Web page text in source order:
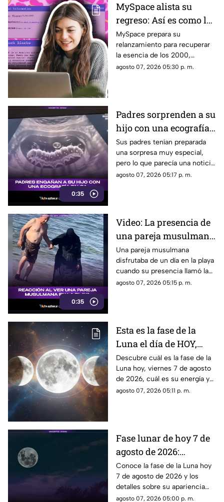
MySpace alista su
regreso: Así es como la
icónica red social
busca volver y revivir
la esencia de los años
2000
MySpace prepara su
relanzamiento para recuperar
la esencia de los 2000,
conectando a músicos y
agosto 07, 2026 05:30 p. m.
0:35
Padres sorprenden a su
hijo con una ecografía
falsa y su reacción se
vuelve inolvidable
Sus padres tenían preparada
una sorpresa muy especial,
pero lo que parecía una noticia
increíble terminó siendo una
agosto 07, 2026 05:17 p. m.
0:35
Video: La presencia de
una pareja musulmana
en la playa provoca
reacciones
Una pareja musulmana
disfrutaba de un día en la playa
cuando su presencia llamó la
atención de los presentes.
agosto 07, 2026 05:15 p. m.
Esta es la fase de la
Luna el día de HOY,
viernes 7 de agosto de
2026: ¿Cómo se verá el
astro durante la noche?
Descubre cuál es la fase de la
Luna hoy, viernes 7 de agosto
de 2026, cuál es su energía y
cómo nos podría afectar.
agosto 07, 2026 05:11 p. m.
Fase lunar de hoy 7 de
agosto de 2026:
descubre cómo luce la
Luna y su significado
Conoce la fase de la Luna hoy
7 de agosto de 2026 y los
detalles sobre su apariencia
durante esta jornada.
agosto 07, 2026 05:00 p. m.